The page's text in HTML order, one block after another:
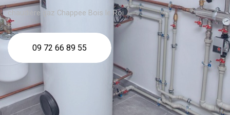
chaudière gaz Chappee Bois le Roi
09 72 66 89 55